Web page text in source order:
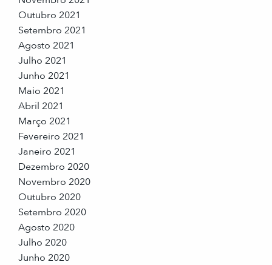
Outubro 2021
Setembro 2021
Agosto 2021
Julho 2021
Junho 2021
Maio 2021
Abril 2021
Março 2021
Fevereiro 2021
Janeiro 2021
Dezembro 2020
Novembro 2020
Outubro 2020
Setembro 2020
Agosto 2020
Julho 2020
Junho 2020